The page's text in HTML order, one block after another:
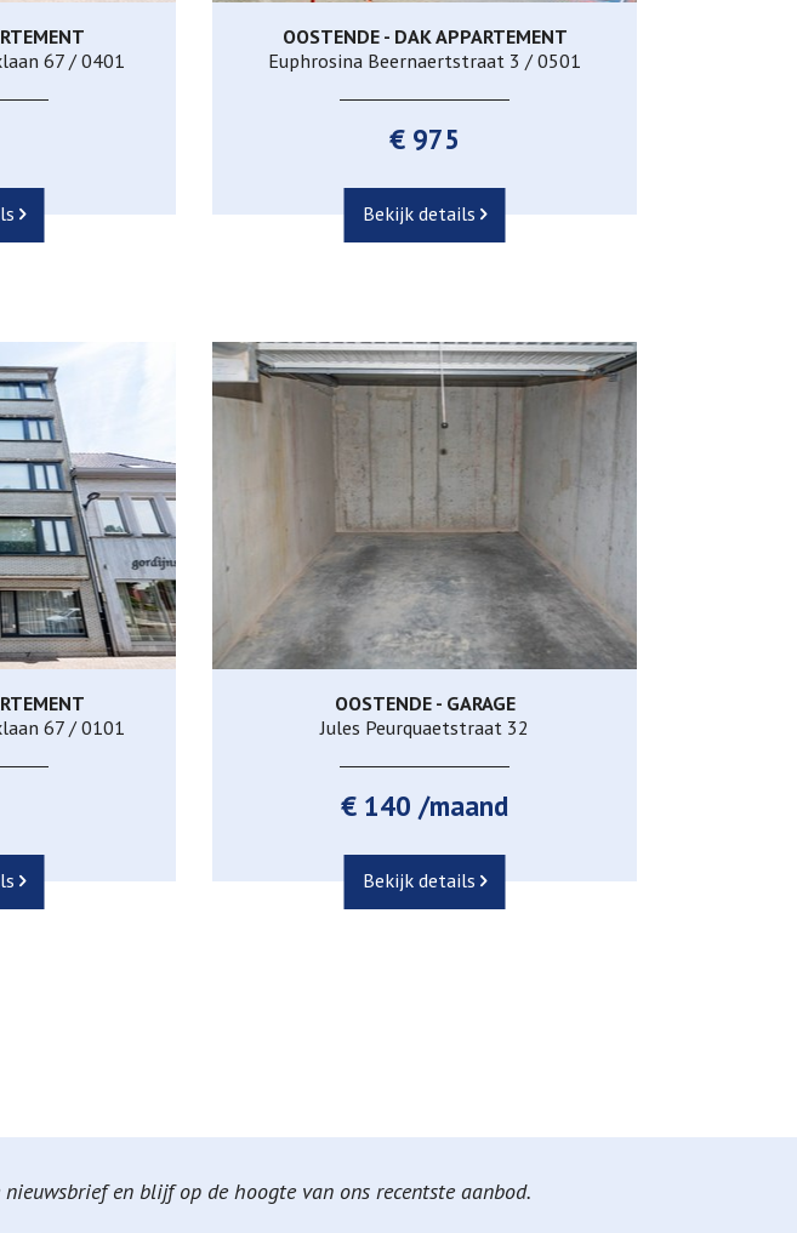
1
67 / 0401
91 m² 2 1
OOSTENDE - DAK APPARTEMENT
Euphrosina Beernaertstraat 3 / 0501
€ 975
Bekijk details
1
67 / 0101
Ja
OOSTENDE - GARAGE
Jules Peurquaetstraat 32
€ 140 /maand
Bekijk details
en blijf op de hoogte van ons recentste aanbod.